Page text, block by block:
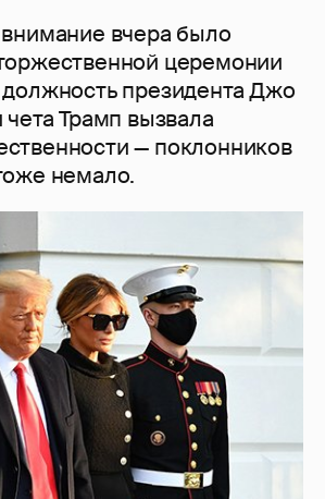
вчера было
церемонии
должность президента Джо
Трамп вызвала
— поклонников
немало.